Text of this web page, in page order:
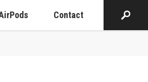
Contact